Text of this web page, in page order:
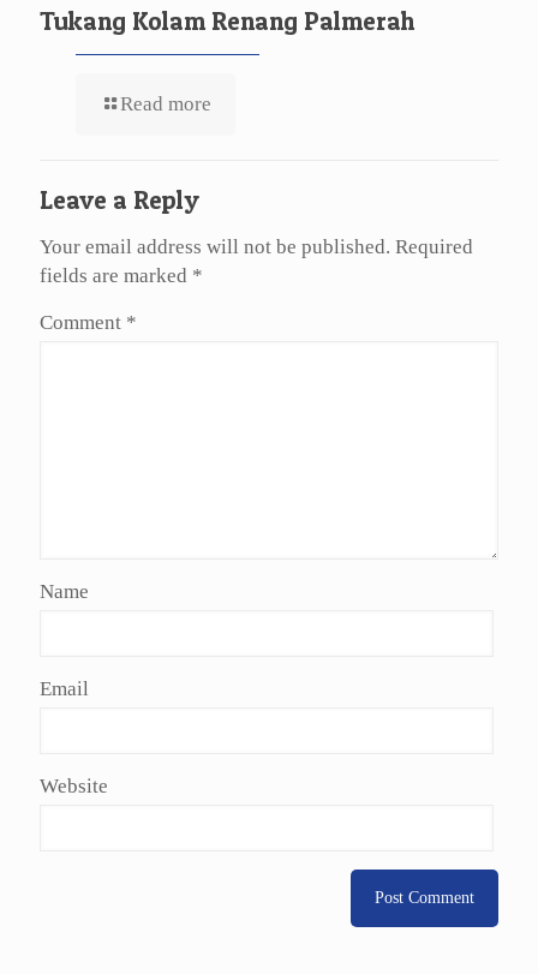
Tukang Kolam Renang Palmerah
Read more
Leave a Reply
Your email address will not be published. Required
fields are marked *
Comment *
Name
Email
Website